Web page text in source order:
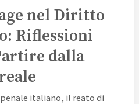
nel Diritto
Riflessioni
dalla
italiano, il reato di